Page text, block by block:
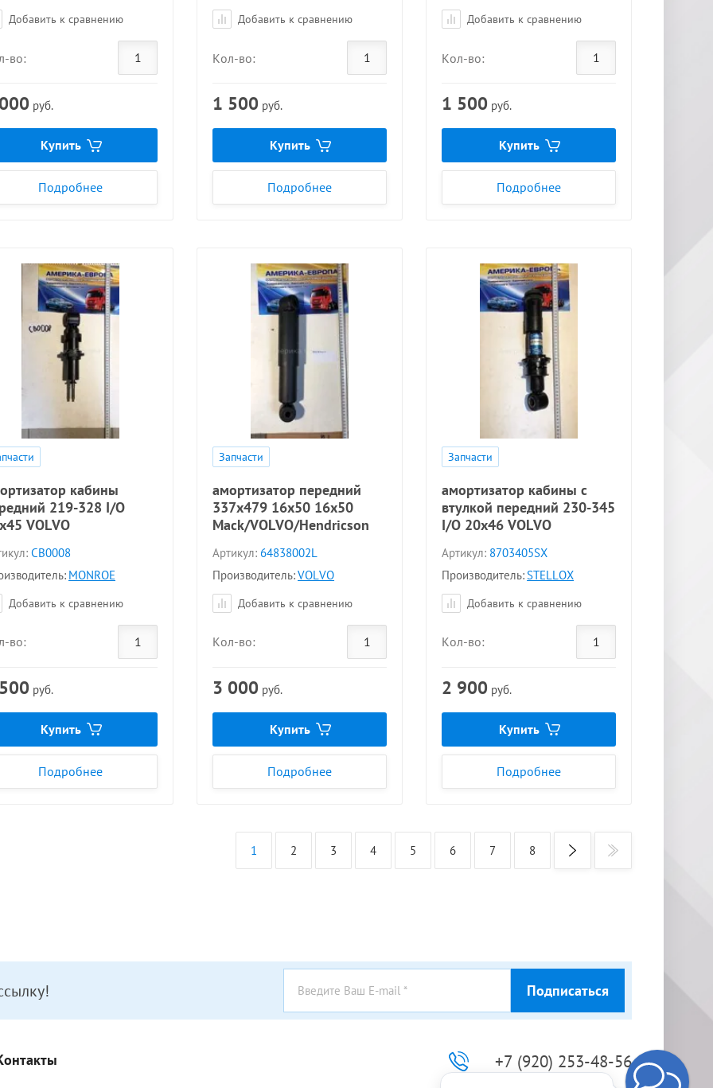
Добавить к сравнению
во:
руб.
Купить
Подробнее
Добавить к сравнению
Кол-во:
1 500 руб.
Купить
Подробнее
Добавить к сравнению
Кол-во:
1 500 руб.
Купить
Подробнее
кабины
219-328 I/O
VOLVO
CB0008
MONROE
Добавить к сравнению
во:
руб.
Купить
Подробнее
Запчасти
амортизатор передний
337x479 16x50 16x50
Mack/VOLVO/Hendricson
Артикул: 64838002L
Производитель:VOLVO
Добавить к сравнению
Кол-во:
3 000 руб.
Купить
Подробнее
Запчасти
амортизатор кабины c
втулкой передний 230-345
I/O 20x46 VOLVO
Артикул: 8703405SX
Производитель:STELLOX
Добавить к сравнению
Кол-во:
2 900 руб.
Купить
Подробнее
1 2 3 4 5 6 7 8
Подписаться
+7 (920) 253-48-56